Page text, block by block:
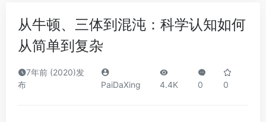
从牛顿、三体到混沌：科学认知如何
从简单到复杂
7年前 (2020)发
布
PaiDaXing 4.4K 0 0